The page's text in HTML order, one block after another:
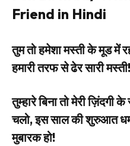
Friend in Hindi
तुम तो हमेशा मस्ती के मूड में
हमारी तरफ से ढेर सारी
तुम्हारे बिना तो मेरी ज़िंदगी
चलो, इस साल की शुरुआत
मुबारक हो!